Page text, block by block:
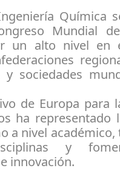
Química
Mundial
un alto nivel en
y sociedades
de Europa para
ha representado
a nivel académico,
y
innovación.